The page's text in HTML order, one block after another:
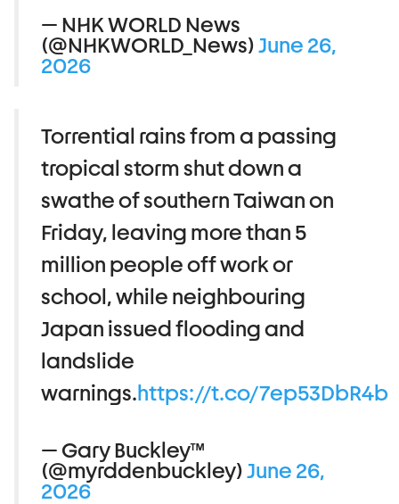
— NHK WORLD News
(@NHKWORLD_News)June 26,
2026
Torrential rains from a passing
tropical storm shut down a
swathe of southern Taiwan on
Friday, leaving more than 5
million people off work or
school, while neighbouring
Japan issued flooding and
landslide
warnings.https://t.co/7ep53DbR4b
— Gary Buckley™
(@myrddenbuckley)June 26,
2026